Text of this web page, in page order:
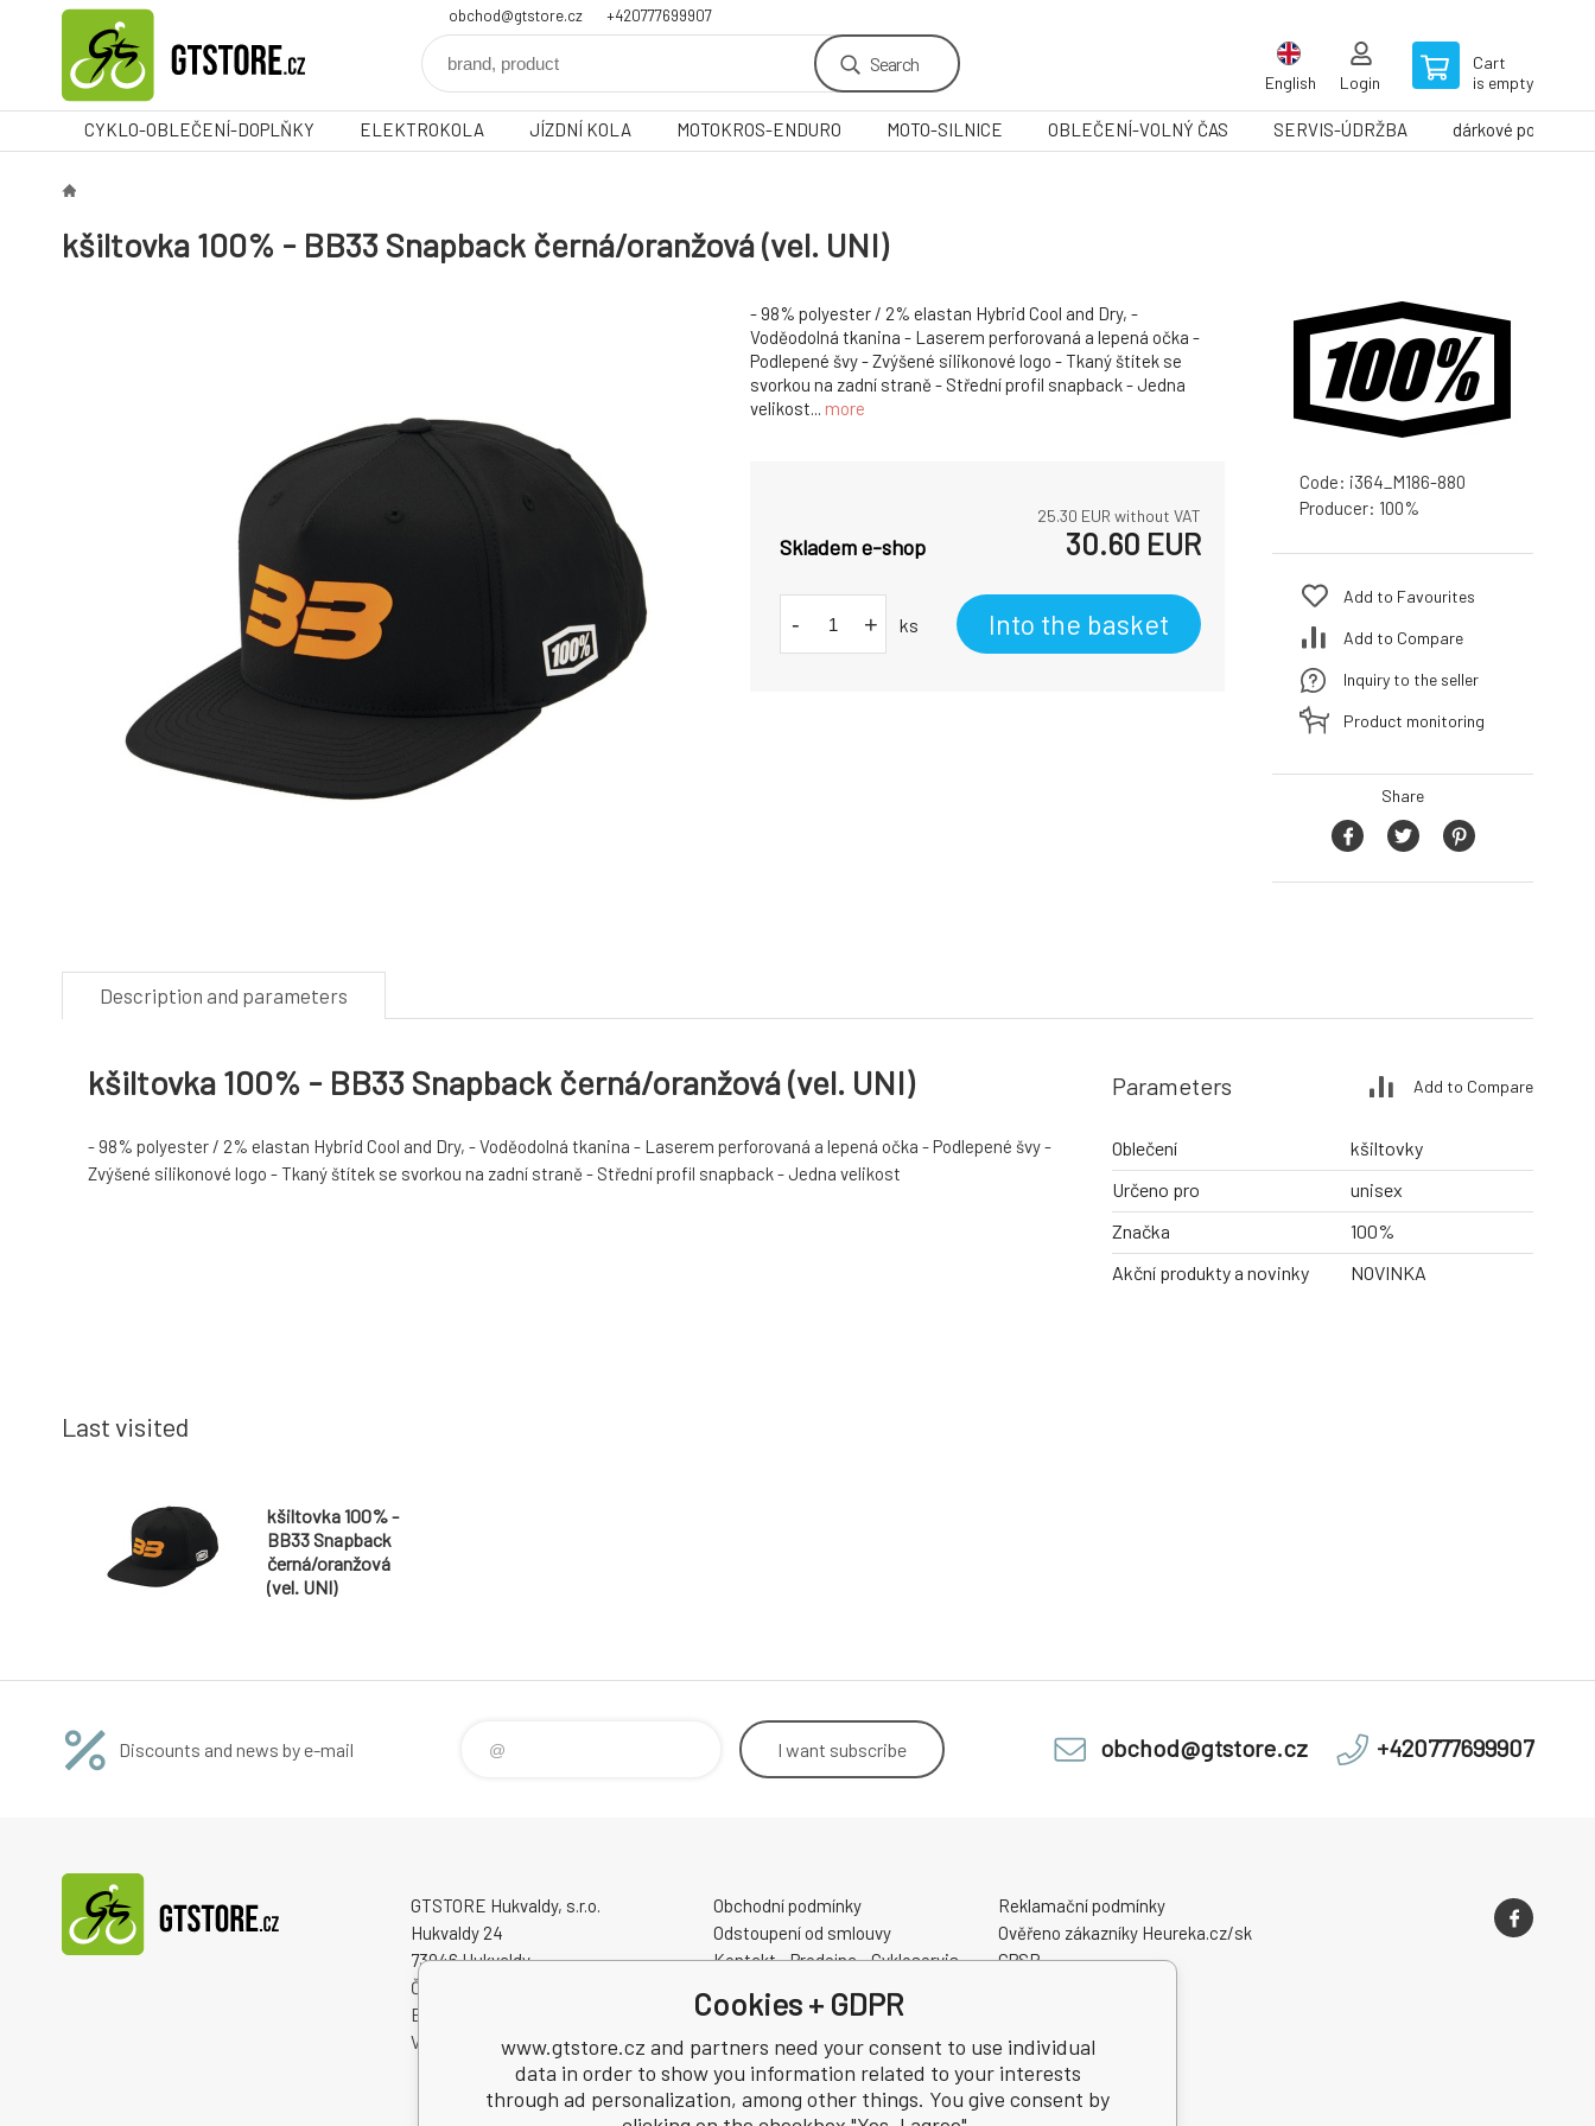
obchod@gtstore.cz +420777699907
Search
English Login
Cart
is empty
CYKLO-OBLEČENÍ-DOPLŇKY ELEKTROKOLA JÍZDNÍ KOLA MOTOKROS-ENDURO MOTO-SILNICE OBLEČENÍ-VOLNÝ ČAS SERVIS-ÚDRŽBA dárkové poukazy
kšiltovka 100% - BB33 Snapback černá/oranžová (vel. UNI)
- 98% polyester / 2% elastan Hybrid Cool and Dry, -
Voděodolná tkanina - Laserem perforovaná a lepená očka -
Podlepené švy - Zvýšené silikonové logo - Tkaný štítek se
svorkou na zadní straně - Střední profil snapback - Jedna
velikost... more
25.30 EUR without VAT
Skladem e-shop 30.60 EUR
- + ks Into the basket
Code: i364_M186-880
Producer: 100%
Add to Favourites
Add to Compare
Inquiry to the seller
Product monitoring
Share
Description and parameters
kšiltovka 100% - BB33 Snapback černá/oranžová (vel. UNI)
- 98% polyester / 2% elastan Hybrid Cool and Dry, - Voděodolná tkanina - Laserem perforovaná a lepená očka - Podlepené švy -
Zvýšené silikonové logo - Tkaný štítek se svorkou na zadní straně - Střední profil snapback - Jedna velikost
Parameters Add to Compare
Oblečení
kšiltovky
Určeno pro
unisex
Značka
100%
Akční produkty a novinky
NOVINKA
Last visited
kšiltovka 100% -
BB33 Snapback
černá/oranžová
(vel. UNI)
Discounts and news by e-mail I want subscribe obchod@gtstore.cz +420777699907
GTSTORE Hukvaldy, s.r.o.
Hukvaldy 24
73946 Hukvaldy
Česká republika
Business Reg. No.: 22259848
VAT ID: CZ22259848
Obchodní podmínky
Odstoupení od smlouvy
Kontakt - Prodejna - Cykloservis
Slevové a dárkové poukazy
Elektrokola AKUMO.cz
Reklamační podmínky
Ověřeno zákazníky Heureka.cz/sk
GPSR
Cookies + GDPR
www.gtstore.cz and partners need your consent to use individual
data in order to show you information related to your interests
through ad personalization, among other things. You give consent by